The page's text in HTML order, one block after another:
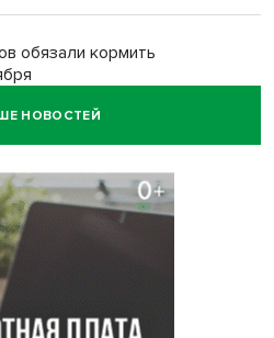
обязали кормить
НОВОСТЕЙ